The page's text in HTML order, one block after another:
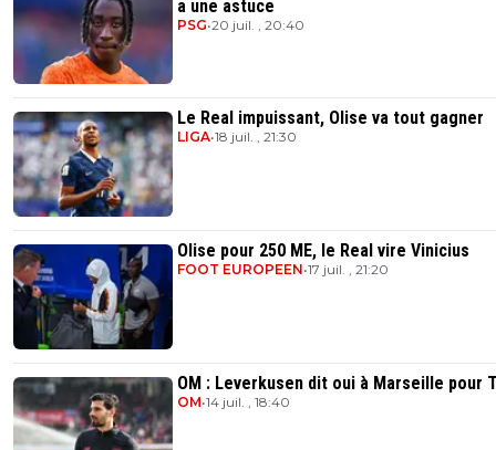
a une astuce
PSG•20 juil. , 20:40
Le Real impuissant, Olise va tout gagner
LIGA•18 juil. , 21:30
Olise pour 250 ME, le Real vire Vinicius
FOOT EUROPEEN•17 juil. , 21:20
OM : Leverkusen dit oui à Marseille pour
OM•14 juil. , 18:40